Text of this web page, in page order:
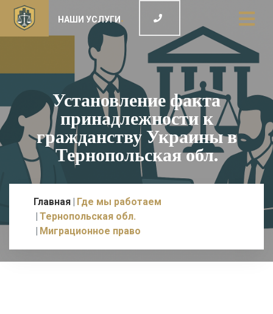
НАШИ УСЛУГИ
Установление факта
принадлежности к
гражданству Украины в
Тернопольская обл.
Главная Где мы работаем
Тернопольская обл.
Миграционное право